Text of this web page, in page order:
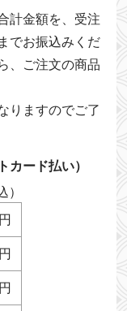
計金額を、受注
でお振込みくだ
、ご注文の商品
りますのでご了
カード払い）
）